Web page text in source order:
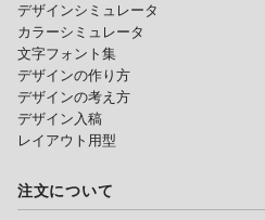
デザインシミュレータ
カラーシミュレータ
文字フォント集
デザインの作り方
デザインの考え方
デザイン入稿
レイアウト用型
注文について